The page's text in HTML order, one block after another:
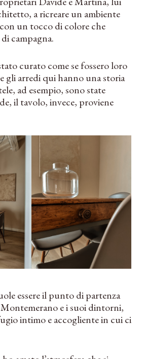
a ricreare un ambiente
un tocco di colore che
campagna.
curato come se fossero loro
gli arredi qui hanno una storia
ad esempio, sono state
il tavolo, invece, proviene
essere il punto di partenza
e i suoi dintorni,
intimo e accogliente in cui ci